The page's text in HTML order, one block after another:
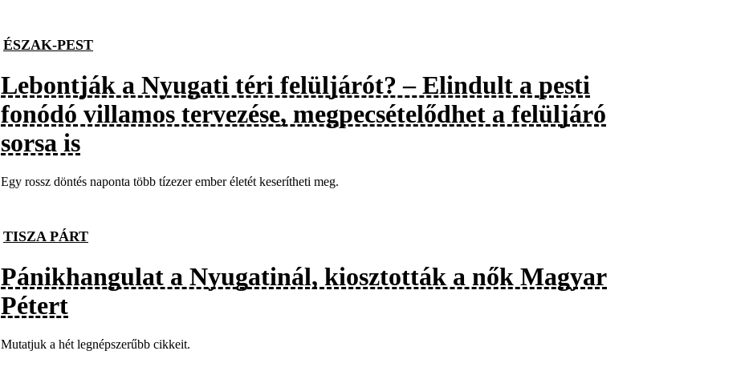
ÉSZAK-PEST
Lebontják a Nyugati téri felüljárót? – Elindult a pesti
fonódó villamos tervezése, megpecsételődhet a felüljáró
sorsa is
Egy rossz döntés naponta több tízezer ember életét keserítheti meg.
TISZA PÁRT
Pánikhangulat a Nyugatinál, kiosztották a nők Magyar
Pétert
Mutatjuk a hét legnépszerűbb cikkeit.